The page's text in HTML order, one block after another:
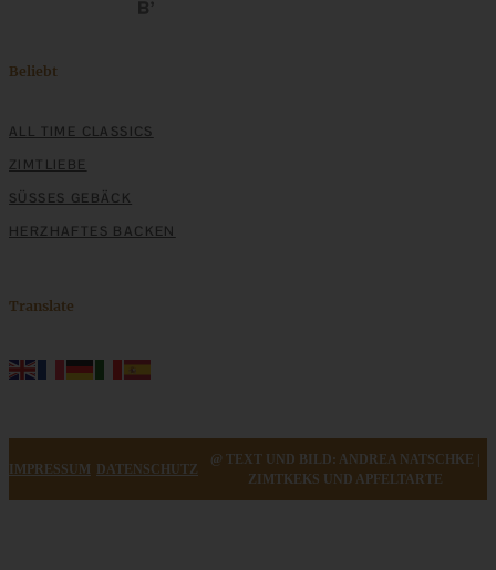
Beliebt
ALL TIME CLASSICS
ZIMTLIEBE
SÜSSES GEBÄCK
HERZHAFTES BACKEN
Translate
IMPRESSUM DATENSCHUTZ
@ TEXT UND BILD: ANDREA NATSCHKE |
ZIMTKEKS UND APFELTARTE